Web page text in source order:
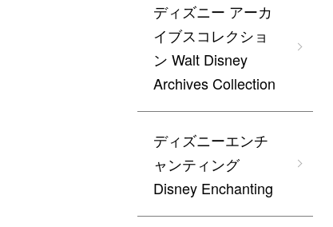
ディズニー アーカ
イブスコレクショ
ン Walt Disney
Archives Collection
ディズニーエンチ
ャンティング
Disney Enchanting